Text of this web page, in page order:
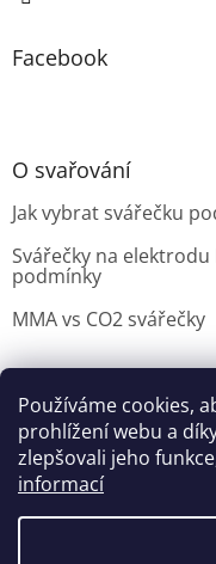
Používáme cookies,
prohlížení webu a
zlepšovali jeho
informací
Facebook
O svařování
Jak vybrat svářečku
Svářečky na
podmínky
MMA vs CO2 svářečky
Možnosti doručení